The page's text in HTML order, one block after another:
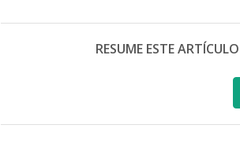
RESUME ESTE